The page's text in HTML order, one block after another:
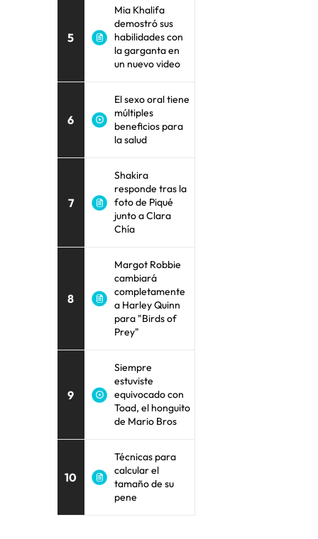
5
Mia Khalifa
demostró sus
habilidades con
la garganta en
un nuevo video
6
El sexo oral tiene
múltiples
beneficios para
la salud
7
Shakira
responde tras la
foto de Piqué
junto a Clara
Chía
8
Margot Robbie
cambiará
completamente
a Harley Quinn
para "Birds of
Prey"
9
Siempre
estuviste
equivocado con
Toad, el honguito
de Mario Bros
10
Técnicas para
calcular el
tamaño de su
pene